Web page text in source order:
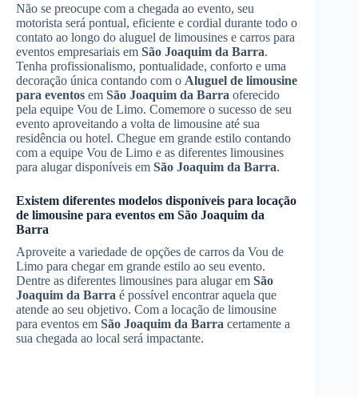
Não se preocupe com a chegada ao evento, seu
motorista será pontual, eficiente e cordial durante todo o
contato ao longo do aluguel de limousines e carros para
eventos empresariais em São Joaquim da Barra.
Tenha profissionalismo, pontualidade, conforto e uma
decoração única contando com o Aluguel de limousine
para eventos em São Joaquim da Barra oferecido
pela equipe Vou de Limo. Comemore o sucesso de seu
evento aproveitando a volta de limousine até sua
residência ou hotel. Chegue em grande estilo contando
com a equipe Vou de Limo e as diferentes limousines
para alugar disponíveis em São Joaquim da Barra.
Existem diferentes modelos disponíveis para locação
de limousine para eventos em São Joaquim da
Barra
Aproveite a variedade de opções de carros da Vou de
Limo para chegar em grande estilo ao seu evento.
Dentre as diferentes limousines para alugar em São
Joaquim da Barra é possível encontrar aquela que
atende ao seu objetivo. Com a locação de limousine
para eventos em São Joaquim da Barra certamente a
sua chegada ao local será impactante.